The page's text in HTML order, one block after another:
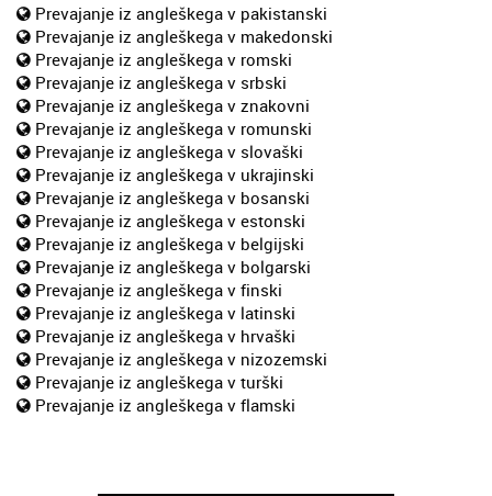
Prevajanje iz angleškega v pakistanski
Prevajanje iz angleškega v makedonski
Prevajanje iz angleškega v romski
Prevajanje iz angleškega v srbski
Prevajanje iz angleškega v znakovni
Prevajanje iz angleškega v romunski
Prevajanje iz angleškega v slovaški
Prevajanje iz angleškega v ukrajinski
Prevajanje iz angleškega v bosanski
Prevajanje iz angleškega v estonski
Prevajanje iz angleškega v belgijski
Prevajanje iz angleškega v bolgarski
Prevajanje iz angleškega v finski
Prevajanje iz angleškega v latinski
Prevajanje iz angleškega v hrvaški
Prevajanje iz angleškega v nizozemski
Prevajanje iz angleškega v turški
Prevajanje iz angleškega v flamski